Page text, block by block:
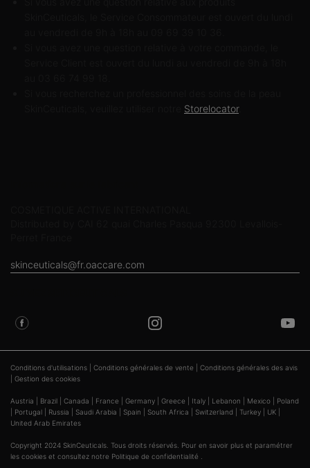
Storelocator.
skinceuticals@fr.oaccare.com
Conditions d'utilisations Conditions générales de vente
Conditions générales des avis
Gestion des cookies
Austria Brazil Canada France Germany Greece Italy Lebanon Mexico
Poland
Portugal Russia Saudi Arabia Spain South Africa Switzerland Turkey UK
United Arab Emirates
Copyright 2024 SkinCeuticals. Tous droits réservés. Pour en savoir plus et paramétrer
les cookies et consultez notre Politique de confidentialité .